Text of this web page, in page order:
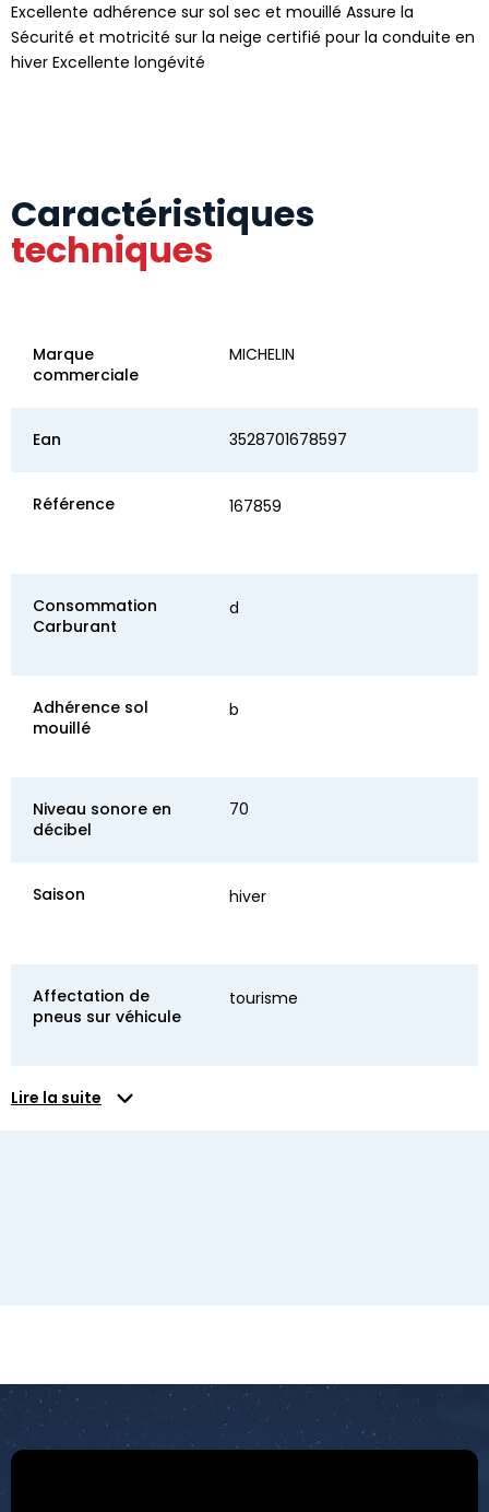
Excellente adhérence sur sol sec et mouillé Assure la
Sécurité et motricité sur la neige certifié pour la conduite en
hiver Excellente longévité
Caractéristiques
techniques
Marque
commerciale
MICHELIN
Ean 3528701678597
Référence 167859
Consommation
Carburant
d
Adhérence sol
mouillé
b
Niveau sonore en
décibel
70
Saison hiver
Affectation de
pneus sur véhicule
tourisme
Lire la suite